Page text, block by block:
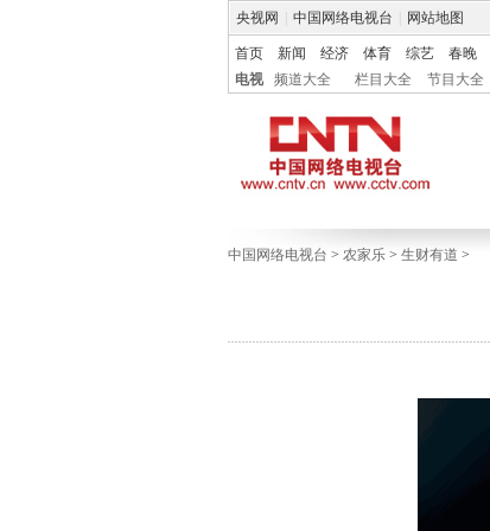
央视网 中国网络电视台 网站地图
首页 新闻 经济 体育 综艺 春晚
电视
频道大全 栏目大全 节目大全
中国网络电视台 > 农家乐 > 生财有道 >